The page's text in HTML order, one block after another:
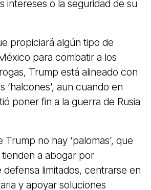
intereses o la seguridad de su
propiciará algún tipo de
para combatir a los
Trump está alineado con
‘halcones’, aun cuando en
poner fin a la guerra de Rusia
no hay ‘palomas’, que
a abogar por
limitados, centrarse en
y apoyar soluciones